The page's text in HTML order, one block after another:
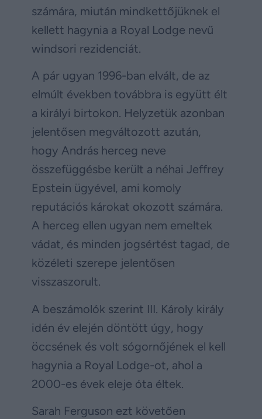
számára, miután mindkettőjüknek el
kellett hagynia a Royal Lodge nevű
windsori rezidenciát.
A pár ugyan 1996-ban elvált, de az
elmúlt években továbbra is együtt élt
a királyi birtokon. Helyzetük azonban
jelentősen megváltozott azután,
hogy András herceg neve
összefüggésbe került a néhai Jeffrey
Epstein ügyével, ami komoly
reputációs károkat okozott számára.
A herceg ellen ugyan nem emeltek
vádat, és minden jogsértést tagad, de
közéleti szerepe jelentősen
visszaszorult.
A beszámolók szerint III. Károly király
idén év elején döntött úgy, hogy
öccsének és volt sógornőjének el kell
hagynia a Royal Lodge-ot, ahol a
2000-es évek eleje óta éltek.
Sarah Ferguson ezt követően